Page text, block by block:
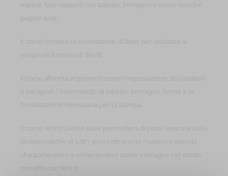
esperti, fare rapporti con tabelle, immagini e suoni, nonché
pagine web.
Il corso fornisce le conoscenze di base per utilizzare al
meglio le funzioni di Word.
Il corso affronta argomenti come l'impostazione dei caratteri
e paragrafi, l'inserimento di tabelle, immagini, forme e la
formattazione necessaria per la stampa.
Il corso Word Livello Base permetterà di poter lavorare sulle
problematiche di tutti i giorni attraverso numerosi esempi
che porteranno a comprendere come interagire nel modo
corretto con Word.